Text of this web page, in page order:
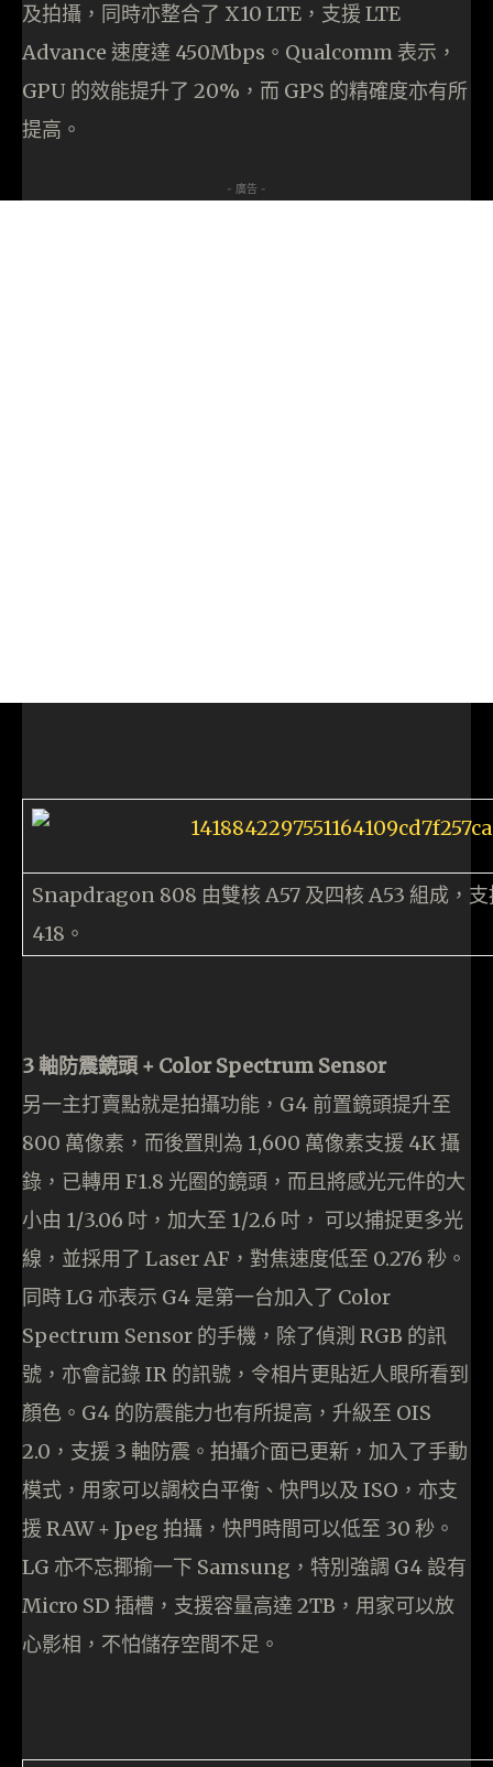
及拍攝，同時亦整合了 X10 LTE，支援 LTE
Advance 速度達 450Mbps。Qualcomm 表示，
GPU 的效能提升了 20%，而 GPS 的精確度亦有所
提高。
- 廣告 -
Snapdragon 808 由雙核 A57 及四核 A53 組成，
418。
3 軸防震鏡頭 + Color Spectrum Sensor
另一主打賣點就是拍攝功能，G4 前置鏡頭提升至
800 萬像素，而後置則為 1,600 萬像素支援 4K 攝
錄，已轉用 F1.8 光圈的鏡頭，而且將感光元件的大
小由 1/3.06 吋，加大至 1/2.6 吋， 可以捕捉更多光
線，並採用了 Laser AF，對焦速度低至 0.276 秒。
同時 LG 亦表示 G4 是第一台加入了 Color
Spectrum Sensor 的手機，除了偵測 RGB 的訊
號，亦會記錄 IR 的訊號，令相片更貼近人眼所看到
顏色。G4 的防震能力也有所提高，升級至 OIS
2.0，支援 3 軸防震。拍攝介面已更新，加入了手動
模式，用家可以調校白平衡、快門以及 ISO，亦支
援 RAW + Jpeg 拍攝，快門時間可以低至 30 秒。
LG 亦不忘揶揄一下 Samsung，特別強調 G4 設有
Micro SD 插槽，支援容量高達 2TB，用家可以放
心影相，不怕儲存空間不足。